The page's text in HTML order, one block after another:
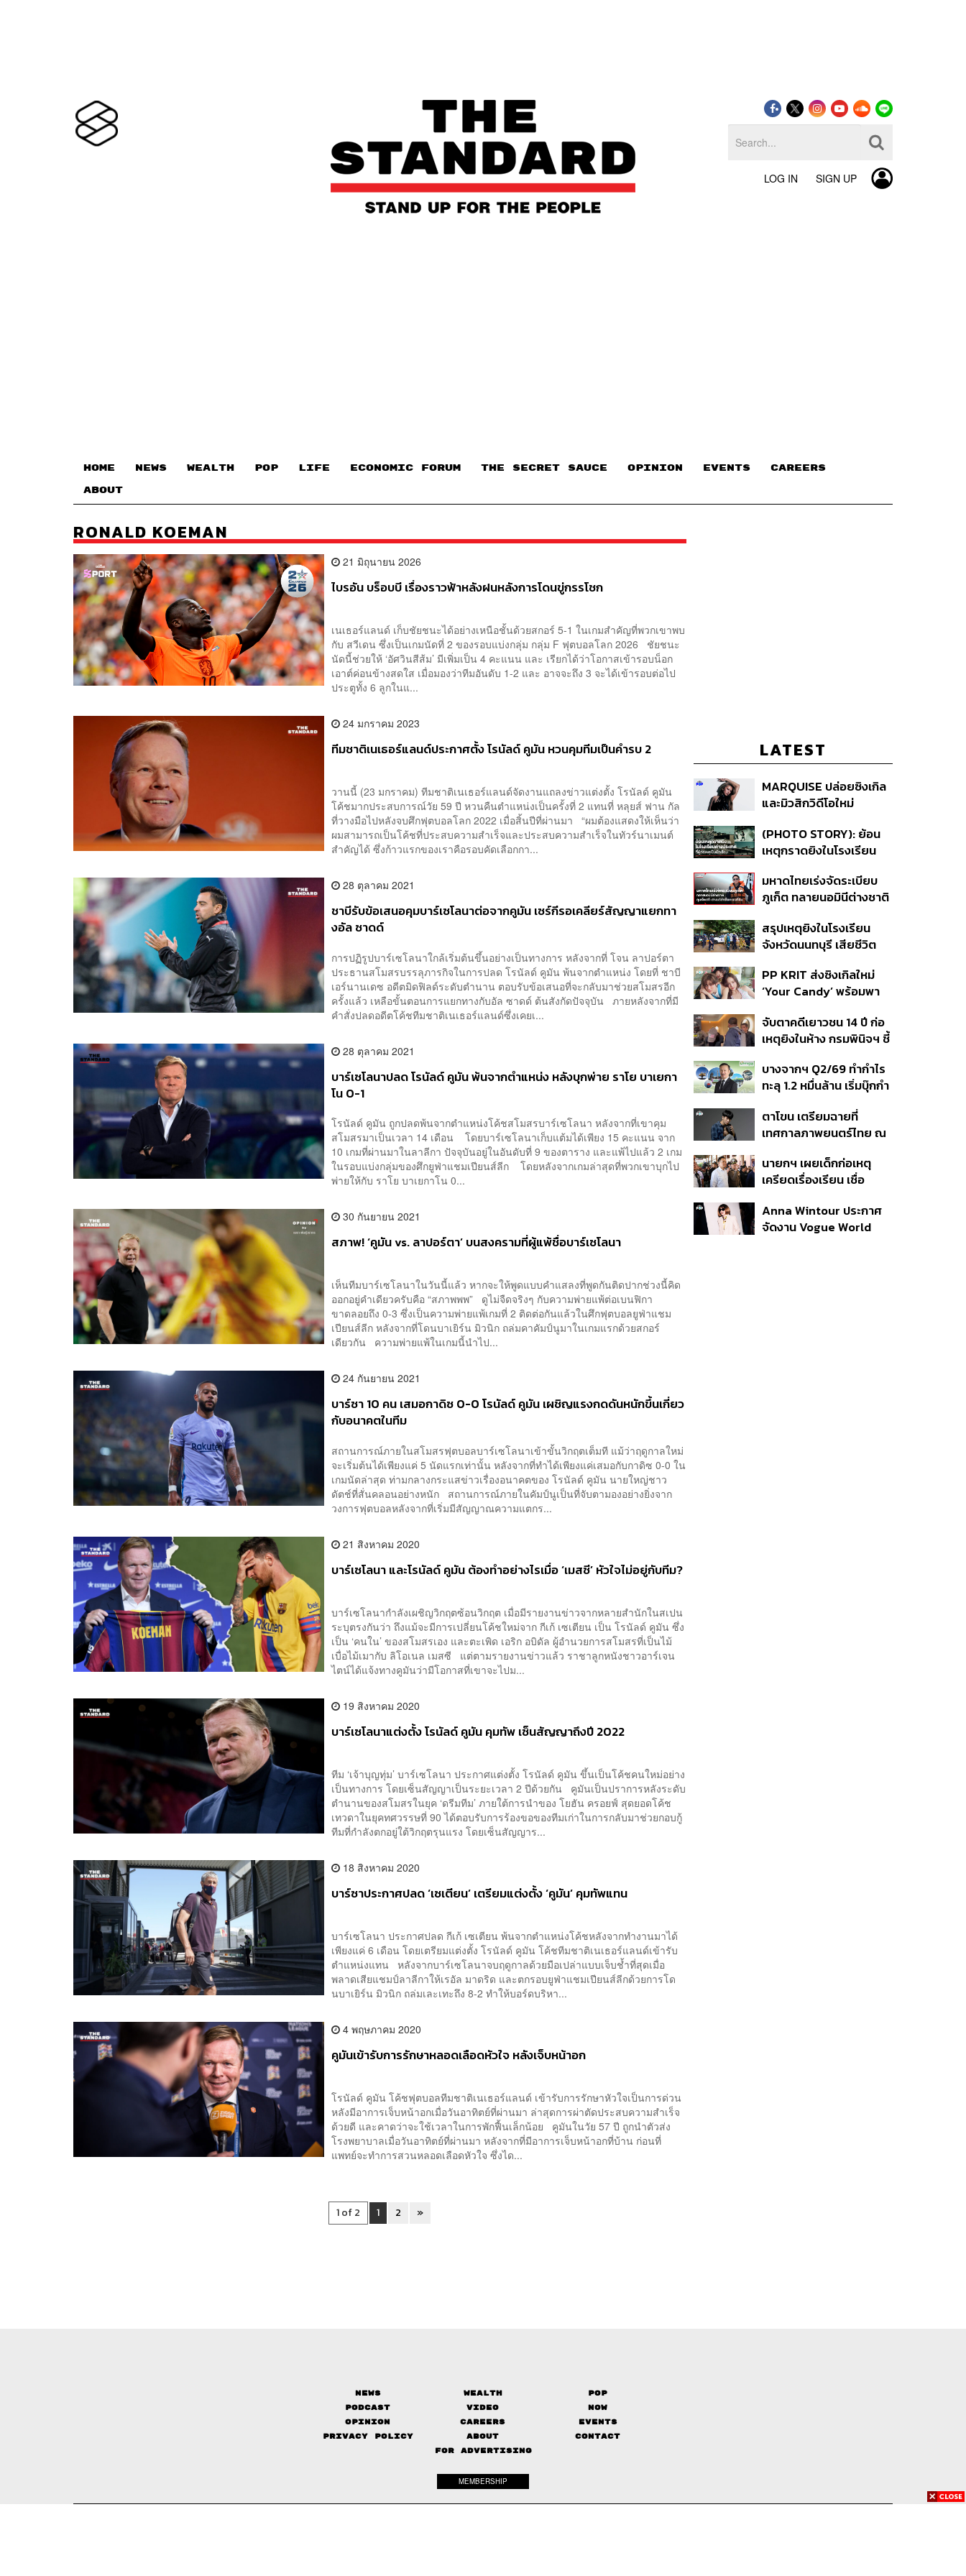
LOG IN SIGN UP
HOME NEWS WEALTH POP LIFE ECONOMIC FORUM THE SECRET SAUCE​ OPINION EVENTS CAREERS
ABOUT
RONALD KOEMAN
21 มิถุนายน 2026
ไบรอัน บร็อบบี เรื่องราวฟ้าหลังฝนหลังการโดนขู่กรรโชก
เนเธอร์แลนด์ เก็บชัยชนะได้อย่างเหนือชั้นด้วยสกอร์ 5-1 ในเกมสำคัญที่พวกเขาพบ
กับ สวีเดน ซึ่งเป็นเกมนัดที่ 2 ของรอบแบ่งกลุ่ม กลุ่ม F ฟุตบอลโลก 2026 ชัยชนะ
นัดนี้ช่วยให้ ‘อัศวินสีส้ม’ มีเพิ่มเป็น 4 คะแนน และ เรียกได้ว่าโอกาสเข้ารอบน็อก
เอาต์ค่อนข้างสดใส เมื่อมองว่าทีมอันดับ 1-2 และ อาจจะถึง 3 จะได้เข้ารอบต่อไป
ประตูทั้ง 6 ลูกในแ...
24 มกราคม 2023
ทีมชาติเนเธอร์แลนด์ประกาศตั้ง โรนัลด์ คูมัน หวนคุมทีมเป็นคำรบ 2
วานนี้ (23 มกราคม) ทีมชาติเนเธอร์แลนด์จัดงานแถลงข่าวแต่งตั้ง โรนัลด์ คูมัน
โค้ชมากประสบการณ์วัย 59 ปี หวนคืนตำแหน่งเป็นครั้งที่ 2 แทนที่ หลุยส์ ฟาน กัล
ที่วางมือไปหลังจบศึกฟุตบอลโลก 2022 เมื่อสิ้นปีที่ผ่านมา “ผมต้องแสดงให้เห็นว่า
ผมสามารถเป็นโค้ชที่ประสบความสำเร็จและประสบความสำเร็จในทัวร์นาเมนต์
สำคัญได้ ซึ่งก้าวแรกของเราคือรอบคัดเลือกกา...
28 ตุลาคม 2021
ชาบีรับข้อเสนอคุมบาร์เซโลนาต่อจากคูมัน เซร์กีรอเคลียร์สัญญาแยกทา
งอัล ซาดด์
การปฏิรูปบาร์เซโลนาใกล้เริ่มต้นขึ้นอย่างเป็นทางการ หลังจากที่ โจน ลาปอร์ตา
ประธานสโมสรบรรลุภารกิจในการปลด โรนัลด์ คูมัน พ้นจากตำแหน่ง โดยที่ ชาบี
เอร์นานเดซ อดีตมิดฟิลด์ระดับตำนาน ตอบรับข้อเสนอที่จะกลับมาช่วยสโมสรอีก
ครั้งแล้ว เหลือขั้นตอนการแยกทางกับอัล ซาดด์ ต้นสังกัดปัจจุบัน ภายหลังจากที่มี
คำสั่งปลดอดีตโค้ชทีมชาติเนเธอร์แลนด์ซึ่งเคยเ...
28 ตุลาคม 2021
บาร์เซโลนาปลด โรนัลด์ คูมัน พ้นจากตำแหน่ง หลังบุกพ่าย ราโย บาเยกา
โน 0-1
โรนัลด์ คูมัน ถูกปลดพ้นจากตำแหน่งโค้ชสโมสรบาร์เซโลนา หลังจากที่เขาคุม
สโมสรมาเป็นเวลา 14 เดือน โดยบาร์เซโลนาเก็บแต้มได้เพียง 15 คะแนน จาก
10 เกมที่ผ่านมาในลาลีกา ปัจจุบันอยู่ในอันดับที่ 9 ของตาราง และแพ้ไปแล้ว 2 เกม
ในรอบแบ่งกลุ่มของศึกยูฟ่าแชมเปียนส์ลีก โดยหลังจากเกมล่าสุดที่พวกเขาบุกไป
พ่ายให้กับ ราโย บาเยกาโน 0...
30 กันยายน 2021
สภาพ! ‘คูมัน vs. ลาปอร์ตา’ บนสงครามที่ผู้แพ้ชื่อบาร์เซโลนา
เห็นทีมบาร์เซโลนาในวันนี้แล้ว หากจะให้พูดแบบคำแสลงที่พูดกันติดปากช่วงนี้คิด
ออกอยู่คำเดียวครับคือ “สภาพ​พพ” ดูไม่จืดจริงๆ กับความพ่ายแพ้ต่อเบนฟิกา
ขาดลอยถึง 0-3 ซึ่งเป็นความพ่ายแพ้เกมที่ 2 ติดต่อกันแล้วในศึกฟุตบอลยูฟ่าแชม
เปียนส์​ลีก หลังจากที่โดนบาเยิร์น มิวนิก ถล่มคาคัมป์นูมาในเกมแรกด้วยสกอร์
เดียวกัน ความพ่ายแพ้ในเกมนี้นำไป...
24 กันยายน 2021
บาร์ซา 10 คน เสมอกาดิซ 0-0 โรนัลด์ คูมัน เผชิญแรงกดดันหนักขึ้นเกี่ยว
กับอนาคตในทีม
สถานการณ์ภายในสโมสรฟุตบอลบาร์เซโลนาเข้าขั้นวิกฤตเต็มที แม้ว่าฤดูกาลใหม่
จะเริ่มต้นได้เพียงแค่ 5 นัดแรกเท่านั้น หลังจากที่ทำได้เพียงแค่เสมอกับกาดิซ 0-0 ใน
เกมนัดล่าสุด ท่ามกลางกระแสข่าวเรื่องอนาคตของ โรนัลด์ คูมัน นายใหญ่ชาว
ดัตช์ที่สั่นคลอนอย่างหนัก สถานการณ์ภายในคัมป์นูเป็นที่จับตามองอย่างยิ่งจาก
วงการฟุตบอลหลังจากที่เริ่มมีสัญญาณความแตกร...
21 สิงหาคม 2020
บาร์เซโลนา และโรนัลด์ คูมัน ต้องทำอย่างไรเมื่อ ‘เมสซี’ หัวใจไม่อยู่กับทีม?
บาร์เซโลนากำลังเผชิญวิกฤตซ้อนวิกฤต เมื่อมีรายงานข่าวจากหลายสำนักในสเปน
ระบุตรงกันว่า ถึงแม้จะมีการเปลี่ยนโค้ชใหม่จาก กีเก้ เซเตียน เป็น โรนัลด์ คูมัน ซึ่ง
เป็น ‘คนใน’ ของสโมสรเอง และตะเพิด เอริก อบิดัล ผู้อำนวยการสโมสรที่เป็นไม้
เบื่อไม้เมากับ ลิโอเนล เมสซี แต่ตามรายงานข่าวแล้ว ราชาลูกหนังชาวอาร์เจน
ไตน์ได้แจ้งทางคูมันว่ามีโอกาสที่เขาจะไปม...
19 สิงหาคม 2020
บาร์เซโลนาแต่งตั้ง โรนัลด์ คูมัน คุมทัพ เซ็นสัญญาถึงปี 2022
ทีม ‘เจ้าบุญทุ่ม’ บาร์เซโลนา ประกาศแต่งตั้ง โรนัลด์ คูมัน ขึ้นเป็นโค้ชคนใหม่อย่าง
เป็นทางการ โดยเซ็นสัญญาเป็นระยะเวลา 2 ปีด้วยกัน คูมันเป็นปราการหลังระดับ
ตำนานของสโมสรในยุค ‘ดรีมทีม’ ภายใต้การนำของ โยฮัน ครอยฟ์ สุดยอดโค้ช
เทวดาในยุคทศวรรษที่ 90 ได้ตอบรับการร้องขอของทีมเก่าในการกลับมาช่วยกอบกู้
ทีมที่กำลังตกอยู่ใต้วิกฤตรุนแรง โดยเซ็นสัญญาร...
18 สิงหาคม 2020
บาร์ซาประกาศปลด ‘เซเตียน’ เตรียมแต่งตั้ง ‘คูมัน’ คุมทัพแทน
บาร์เซโลนา ประกาศปลด กีเก้ เซเตียน พ้นจากตำแหน่งโค้ชหลังจากทำงานมาได้
เพียงแค่ 6 เดือน โดยเตรียมแต่งตั้ง โรนัลด์ คูมัน โค้ชทีมชาติเนเธอร์แลนด์เข้ารับ
ตำแหน่งแทน หลังจากบาร์เซโลนาจบฤดูกาลด้วยมือเปล่าแบบเจ็บช้ำที่สุดเมื่อ
พลาดเสียแชมป์ลาลีกาให้เรอัล มาดริด และตกรอบยูฟ่าแชมเปียนส์ลีกด้วยการโด
นบาเยิร์น มิวนิก ถล่มเละเทะถึง 8-2 ทำให้บอร์ดบริหา...
4 พฤษภาคม 2020
คูมันเข้ารับการรักษาหลอดเลือดหัวใจ หลังเจ็บหน้าอก
โรนัลด์ คูมัน โค้ชฟุตบอลทีมชาติเนเธอร์แลนด์ เข้ารับการรักษาหัวใจเป็นการด่วน
หลังมีอาการเจ็บหน้าอกเมื่อวันอาทิตย์ที่ผ่านมา ล่าสุดการผ่าตัดประสบความสำเร็จ
ด้วยดี และคาดว่าจะใช้เวลาในการพักฟื้นเล็กน้อย คูมันในวัย 57 ปี ถูกนำตัวส่ง
โรงพยาบาลเมื่อวันอาทิตย์ที่ผ่านมา หลังจากที่มีอาการเจ็บหน้าอกที่บ้าน ก่อนที่
แพทย์จะทำการสวนหลอดเลือดหัวใจ ซึ่งได...
1 of 2 1 2 »
LATEST
MARQUISE ปล่อยซิงเกิล
และมิวสิกวิดีโอใหม่
สัมพันธ์สุด Toxic
(PHOTO STORY): ย้อน
เหตุกราดยิงในโรงเรียน
นักเรียน
มหาดไทยเร่งจัดระเบียบ
ภูเก็ต ทลายนอมินีต่างชาติ
ที่ดิน เคลียร์ใบอนุญาต
โรงแรมค้าง 7 ปี
สรุปเหตุยิงในโรงเรียน
จังหวัดนนทบุรี เสียชีวิต
ปมค้นประวัติคดีกราดยิงที่
สหรัฐฯ
PP KRIT ส่งซิงเกิลใหม่
‘Your Candy’ พร้อมพา
สิกวิดีโอ
จับตาคดีเยาวชน 14 ปี ก่อ
เหตุยิงในห้าง กรมพินิจฯ ชี้
เนื่อง ประเมินปล่อยตัว
บางจากฯ Q2/69 ทำกำไร
ทะลุ 1.2 หมื่นล้าน เริ่มบุ๊กกำ
แรก หนุนรายได้ครึ่งปีทะลุ
3.2 แสนล้าน
ตาโขน เตรียมฉายที่
เทศกาลภาพยนตร์ไทย ณ
นายกฯ เผยเด็กก่อเหตุ
เครียดเรื่องเรียน เชื่อ
กระสุนอีกกว่า 30 นัด หาก
ไม่จบชีวิตตัวเองอาจสูญ
Anna Wintour ประกาศ
จัดงาน Vogue World
News Wealth
Pop
Podcast
Video
Now
Opinion
Careers
Events
Privacy Policy
About
Contact
FOR ADVERTISING
MEMBERSHIP